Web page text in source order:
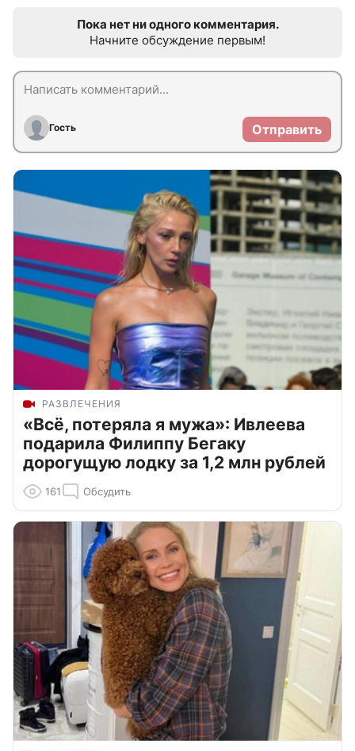
Пока нет ни одного комментария.
Начните обсуждение первым!
Гость Отправить
РАЗВЛЕЧЕНИЯ
«Всё, потеряла я мужа»: Ивлеева
подарила Филиппу Бегаку
дорогущую лодку за 1,2 млн рублей
161 Обсудить